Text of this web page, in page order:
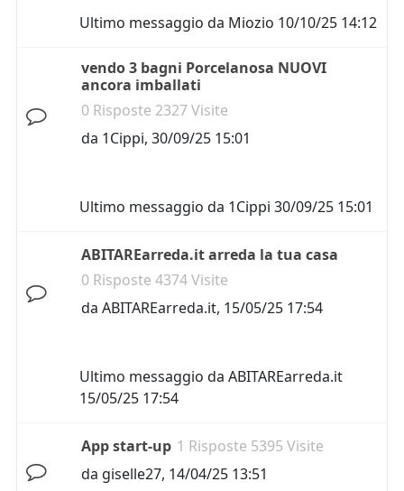
Ultimo messaggio da Miozio 10/10/25 14:12
vendo 3 bagni Porcelanosa NUOVI
ancora imballati
0 Risposte 2327 Visite
da 1Cippi, 30/09/25 15:01
Ultimo messaggio da 1Cippi 30/09/25 15:01
ABITAREarreda.it arreda la tua casa
0 Risposte 4374 Visite
da ABITAREarreda.it, 15/05/25 17:54
Ultimo messaggio da ABITAREarreda.it
15/05/25 17:54
App start-up 1 Risposte 5395 Visite
da giselle27, 14/04/25 13:51